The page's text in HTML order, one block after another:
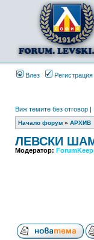
Влез Регистрация
Виж темите без отговор |
Начало форум » АРХИВ
ЛЕВСКИ
Модератор: